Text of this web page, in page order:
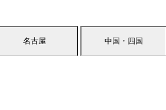
名古屋 中国・四国